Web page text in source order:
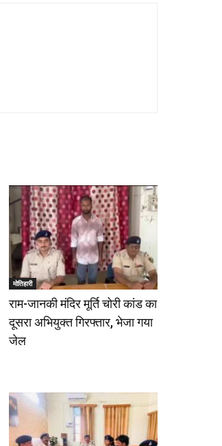
मोतिहारी
राम-जानकी मंदिर मूर्ति चोरी कांड का
दूसरा अभियुक्त गिरफ्तार, भेजा गया
जेल